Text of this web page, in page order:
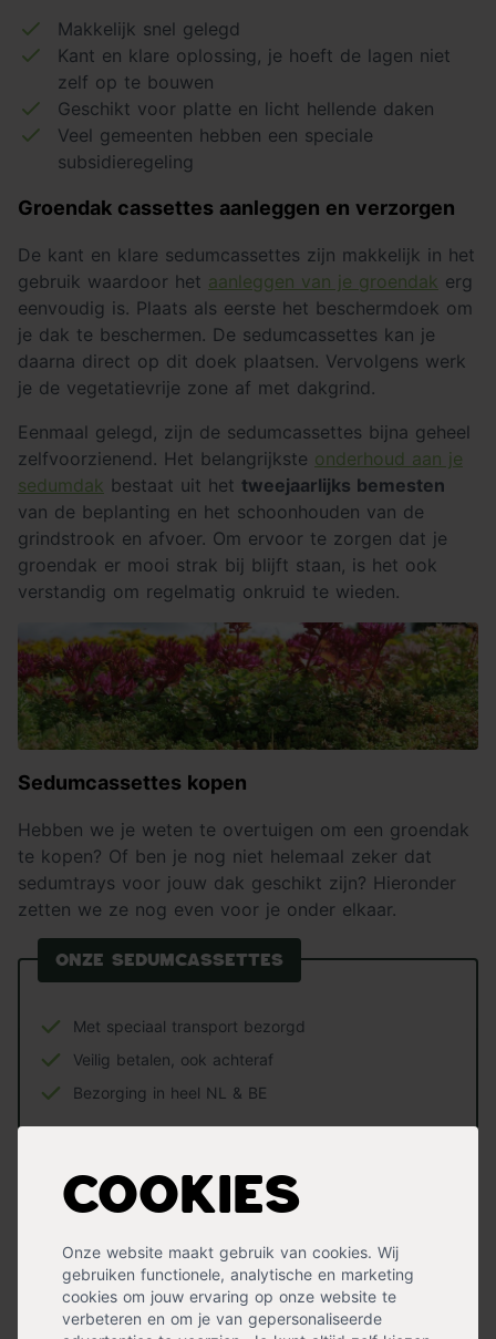
Cookies
Onze website maakt gebruik van cookies. Wij
gebruiken functionele, analytische en marketing
cookies om jouw ervaring op onze website te
verbeteren en om je van gepersonaliseerde
Makkelijk snel gelegd
Kant en klare oplossing, je hoeft de lagen niet
zelf op te bouwen
Geschikt voor platte en licht hellende daken
Veel gemeenten hebben een speciale
subsidieregeling
Groendak cassettes aanleggen en verzorgen
De kant en klare sedumcassettes zijn makkelijk in het
gebruik waardoor het aanleggen van je groendak erg
eenvoudig is. Plaats als eerste het beschermdoek om
je dak te beschermen. De sedumcassettes kan je
daarna direct op dit doek plaatsen. Vervolgens werk
je de vegetatievrije zone af met dakgrind.
Eenmaal gelegd, zijn de sedumcassettes bijna geheel
zelfvoorzienend. Het belangrijkste onderhoud aan je
sedumdak bestaat uit het tweejaarlijks bemesten
van de beplanting en het schoonhouden van de
grindstrook en afvoer. Om ervoor te zorgen dat je
groendak er mooi strak bij blijft staan, is het ook
verstandig om regelmatig onkruid te wieden.
Sedumcassettes kopen
Hebben we je weten te overtuigen om een groendak
te kopen? Of ben je nog niet helemaal zeker dat
sedumtrays voor jouw dak geschikt zijn? Hieronder
zetten we ze nog even voor je onder elkaar.
Onze sedumcassettes
Met speciaal transport bezorgd
Veilig betalen, ook achteraf
Bezorging in heel NL & BE